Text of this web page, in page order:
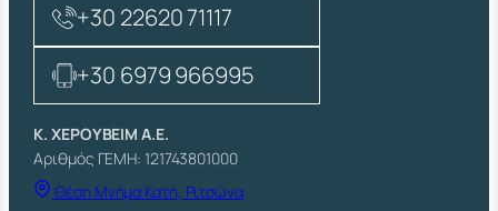
+30 22620 71117
+30 6979 966995
Κ. ΧΕΡΟΥΒΕΙΜ Α.Ε.
Αριθμός ΓΕΜΗ: 121743801000
Θέση Μνήμα Κατή, Ριτσώνα